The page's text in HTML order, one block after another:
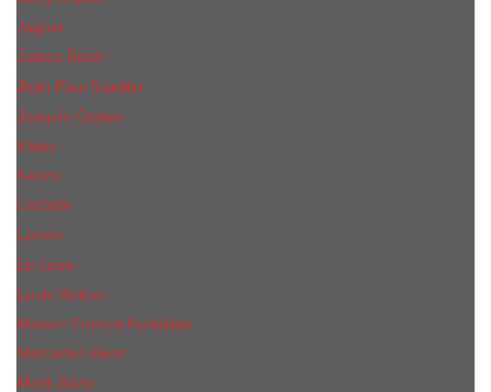
Jaguar
James Bond
Jean Paul Gaultier
Joaquin Сortes
Kilian
Kenzo
Lacoste
Lanvin
Le Labo
Louis Vuitton
Maison Francis Kurkdjian
Mercedes-Benz
Mont Blanc